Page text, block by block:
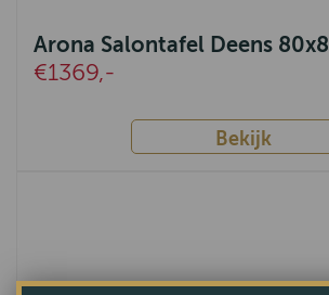
Arona Salontafel Deens
€1369,-
Bekijk